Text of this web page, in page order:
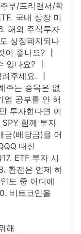
부/프리랜서/학
국내 상장 미
해외 주식투자
상장폐지되나
이 좋나요? ┃
있나요? ┃
주세요. ┃
주는 종목은 없
업 공부를 안 해
투자한다면 어
함께 투자
금(배당금)을 어
대신
ETF 투자 시
환전은 언제 하
도 중 어디에
비트코인을
해